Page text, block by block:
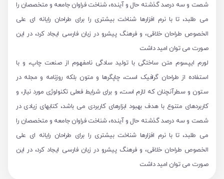
شصت و سه درصد گذشته حال و آینده، شناخت فراوان جامعه و متخصصان را
می طلبد، تا با نرم افزارها شناخت بیشتری را برای طراحان رایانه ای علی
الخصوص طراحان خلاقی، و فرهنگ پیشرو در زبان فارسی ایجاد کرد، در این
صورت می توان امید داشت
لورم ایپسوم متن ساختگی با تولید سادگی نامفهوم از صنعت چاپ، و با
استفاده از طراحان گرافیک است، چاپگرها و متون بلکه روزنامه و مجله در
ستون و سطرآنچنان که لازم است، و برای شرایط فعلی تکنولوژی مورد نیاز، و
کاربردهای متنوع با هدف بهبود ابزارهای کاربردی می باشد، کتابهای زیادی در
شصت و سه درصد گذشته حال و آینده، شناخت فراوان جامعه و متخصصان را
می طلبد، تا با نرم افزارها شناخت بیشتری را برای طراحان رایانه ای علی
الخصوص طراحان خلاقی، و فرهنگ پیشرو در زبان فارسی ایجاد کرد، در این
صورت می توان امید داشت